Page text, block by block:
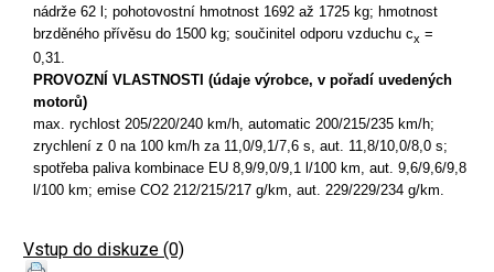
nádrže 62 l; pohotovostní hmotnost 1692 až 1725 kg; hmotnost
brzděného přívěsu do 1500 kg; součinitel odporu vzduchu cx =
0,31.
PROVOZNÍ VLASTNOSTI (údaje výrobce, v pořadí uvedených
motorů)
max. rychlost 205/220/240 km/h, automatic 200/215/235 km/h;
zrychlení z 0 na 100 km/h za 11,0/9,1/7,6 s, aut. 11,8/10,0/8,0 s;
spotřeba paliva kombinace EU 8,9/9,0/9,1 l/100 km, aut. 9,6/9,6/9,8
l/100 km; emise CO2 212/215/217 g/km, aut. 229/229/234 g/km.
Vstup do diskuze (0)